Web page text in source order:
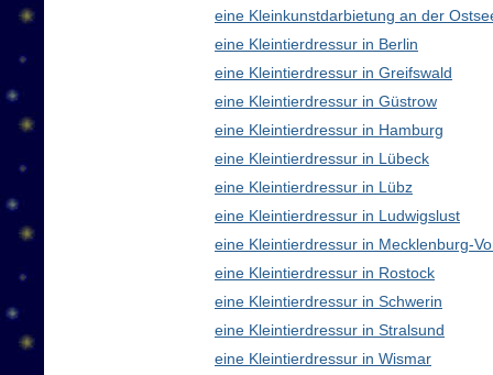
eine Kleinkunstdarbietung an der
eine Kleintierdressur in Berlin
eine Kleintierdressur in Greifswald
eine Kleintierdressur in Güstrow
eine Kleintierdressur in Hamburg
eine Kleintierdressur in Lübeck
eine Kleintierdressur in Lübz
eine Kleintierdressur in Ludwigslust
eine Kleintierdressur in Mecklenburg-
eine Kleintierdressur in Rostock
eine Kleintierdressur in Schwerin
eine Kleintierdressur in Stralsund
eine Kleintierdressur in Wismar